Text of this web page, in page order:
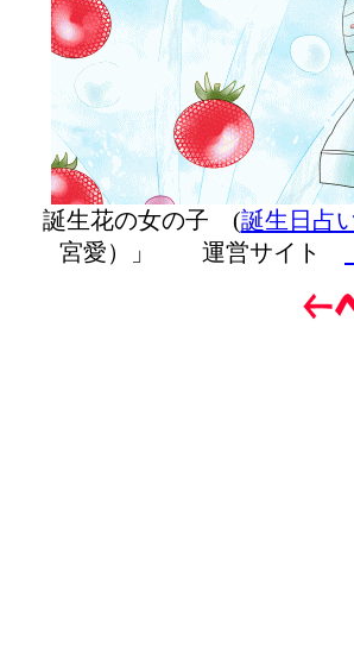
誕生花の女の子 (誕生日占
宮愛）」 運営サイト